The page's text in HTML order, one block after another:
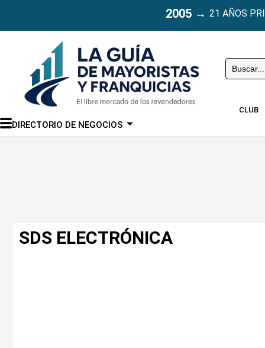
2005→ 21 AÑOS
DIRECTORIO DE NEGOCIOS
CLUB
SDS ELECTRÓNICA